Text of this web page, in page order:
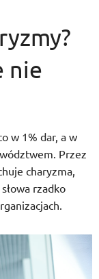
nie
w 1% dar, a w
Przez
charyzma,
rzadko